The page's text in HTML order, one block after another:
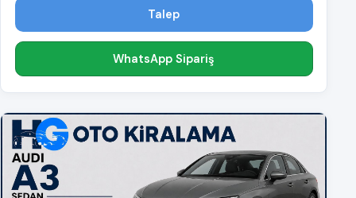
Talep
WhatsApp Sipariş